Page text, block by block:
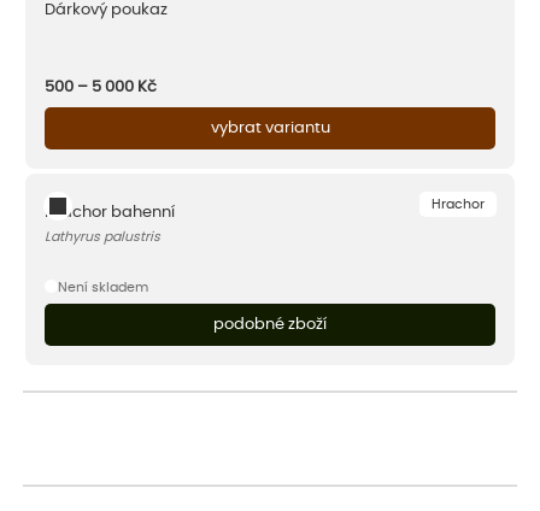
Dárkový poukaz
500 – 5 000 Kč
vybrat variantu
Hrachor
Hrachor bahenní
Lathyrus palustris
Není skladem
podobné zboží